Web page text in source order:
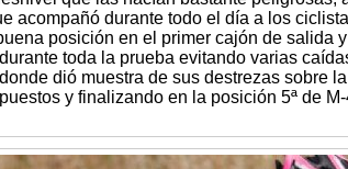
acompañó durante todo el día a los
posición en el primer cajón de salida
toda la prueba evitando varias
dió muestra de sus destrezas sobre
y finalizando en la posición 5ª de